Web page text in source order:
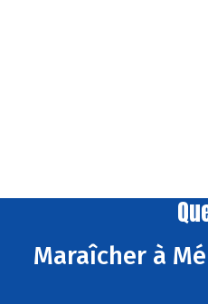
Maraîcher à